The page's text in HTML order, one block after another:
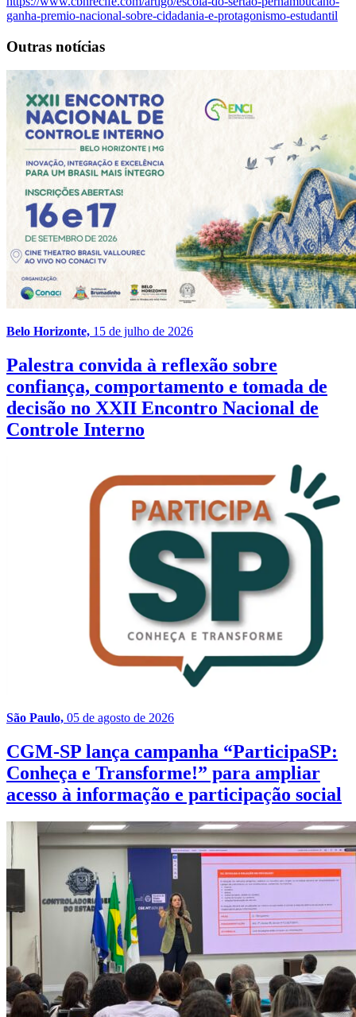
ganha-premio-nacional-sobre-cidadania-e-protagonismo-estudantil
Outras notícias
Belo Horizonte, 15 de julho de 2026
Palestra convida à reflexão sobre
confiança, comportamento e tomada de
decisão no XXII Encontro Nacional de
Controle Interno
São Paulo, 05 de agosto de 2026
CGM-SP lança campanha “ParticipaSP:
Conheça e Transforme!” para ampliar
acesso à informação e participação social